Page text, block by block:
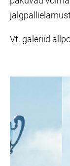
Vt. galeriid